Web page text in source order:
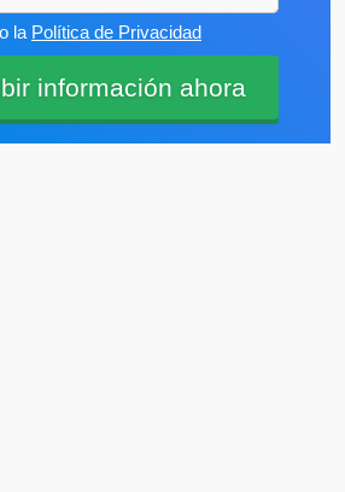
la Política de Privacidad